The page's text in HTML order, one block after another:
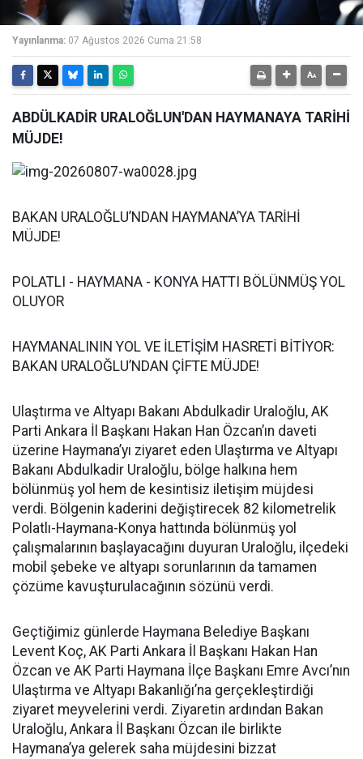
Yayınlanma: 07 Ağustos 2026 Cuma 21:58
ABDÜLKADİR URALOĞLUN'DAN HAYMANAYA TARİHİ
MÜJDE!
BAKAN URALOĞLU’NDAN HAYMANA’YA TARİHİ
MÜJDE!
POLATLI - HAYMANA - KONYA HATTI BÖLÜNMÜŞ YOL
OLUYOR
HAYMANALININ YOL VE İLETİŞİM HASRETİ BİTİYOR:
BAKAN URALOĞLU’NDAN ÇİFTE MÜJDE!
Ulaştırma ve Altyapı Bakanı Abdulkadir Uraloğlu, AK
Parti Ankara İl Başkanı Hakan Han Özcan’ın daveti
üzerine Haymana’yı ziyaret eden Ulaştırma ve Altyapı
Bakanı Abdulkadir Uraloğlu, bölge halkına hem
bölünmüş yol hem de kesintisiz iletişim müjdesi
verdi. Bölgenin kaderini değiştirecek 82 kilometrelik
Polatlı-Haymana-Konya hattında bölünmüş yol
çalışmalarının başlayacağını duyuran Uraloğlu, ilçedeki
mobil şebeke ve altyapı sorunlarının da tamamen
çözüme kavuşturulacağının sözünü verdi.
Geçtiğimiz günlerde Haymana Belediye Başkanı
Levent Koç, AK Parti Ankara İl Başkanı Hakan Han
Özcan ve AK Parti Haymana İlçe Başkanı Emre Avcı’nın
Ulaştırma ve Altyapı Bakanlığı’na gerçekleştirdiği
ziyaret meyvelerini verdi. Ziyaretin ardından Bakan
Uraloğlu, Ankara İl Başkanı Özcan ile birlikte
Haymana’ya gelerek saha müjdesini bizzat